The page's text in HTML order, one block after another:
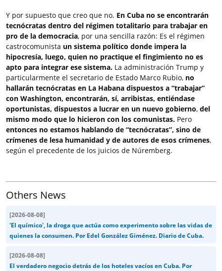
Y por supuesto que creo que no. En Cuba no se encontrarán
tecnócratas dentro del régimen totalitario para trabajar en
pro de la democracia, por una sencilla razón: Es el régimen
castrocomunista un sistema político donde impera la
hipocresía, luego, quien no practique el fingimiento no es
apto para integrar ese sistema. La administración Trump y
particularmente el secretario de Estado Marco Rubio, no
hallarán tecnócratas en La Habana dispuestos a “trabajar”
con Washington, encontrarán, sí, arribistas, entiéndase
oportunistas, dispuestos a lucrar en un nuevo gobierno, del
mismo modo que lo hicieron con los comunistas. Pero
entonces no estamos hablando de “tecnócratas”, sino de
crímenes de lesa humanidad y de autores de esos crímenes,
según el precedente de los juicios de Núremberg.
Others News
[2026-08-08]
'El químico', la droga que actúa como experimento sobre las vidas de
quienes la consumen. Por Edel González Giménez. Diario de Cuba.
[2026-08-08]
El verdadero negocio detrás de los hoteles vacíos en Cuba. Por